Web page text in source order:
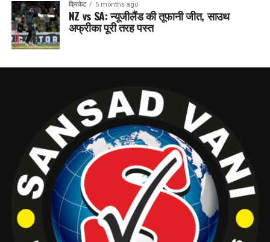
क्रिकेट 5 months ago
NZ vs SA: न्यूजीलैंड की तूफानी जीत, साउथ
अफ्रीका पूरी तरह पस्त